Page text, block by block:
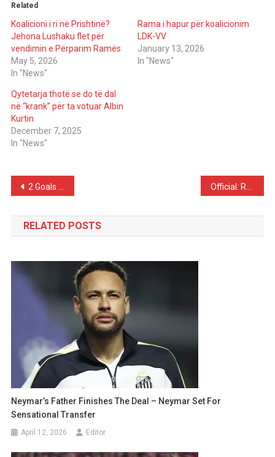
Related
Koalicioni i ri në Prishtinë?
Jehona Lushaku flet për
vendimin e Përparim Ramës
May 5, 2026
In "News"
Rama i hapur për koalicionim
LDK-VV
January 13, 2026
In "News"
Qytetarja thotë se do të dal
në “krank” për ta votuar Albin
Kurtin
December 7, 2025
In "News"
Post
navigation
2 Goals & 3 Red Cards – Mexico 2 – 0 South Africa
RELATED POSTS
Neymar’s Father Finishes The Deal – Neymar Set For
Sensational Transfer
April 12, 2026 Editor